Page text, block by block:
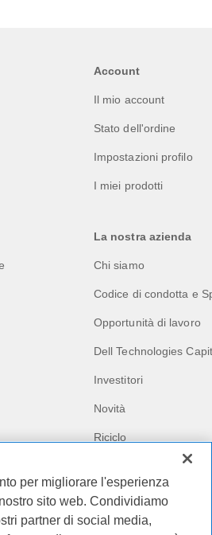
Account
Il mio account
Stato dell'ordine
Impostazioni profilo
I miei prodotti
La nostra azienda
Chi siamo
Codice di condotta e
Opportunità di lavoro
Dell Technologies
Investitori
Novità
Riciclo
Impatto aziendale
Storie di clienti
per migliorare l'esperienza
sito web. Condividiamo
partner di social media,